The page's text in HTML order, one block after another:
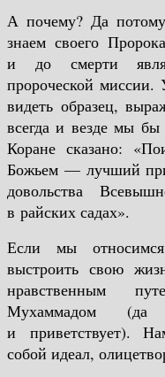
А почему? Да
знаем своего
и до смерти
пророческой
видеть образец,
всегда и везде мы
Коране сказано:
Божьем — лучший
довольства
в райских садах».
Если мы
выстроить свою
нравственным
Мухаммадом (да
и приветствует).
собой идеал,